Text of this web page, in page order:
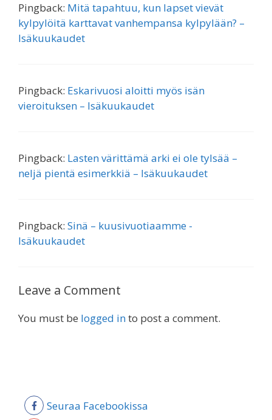
Pingback: Mitä tapahtuu, kun lapset vievät
kylpylöitä karttavat vanhempansa kylpylään? –
Isäkuukaudet
Pingback: Eskarivuosi aloitti myös isän
vieroituksen – Isäkuukaudet
Pingback: Lasten värittämä arki ei ole tylsää –
neljä pientä esimerkkiä – Isäkuukaudet
Pingback: Sinä – kuusivuotiaamme -
Isäkuukaudet
Leave a Comment
You must be logged into post a comment.
Seuraa Facebookissa